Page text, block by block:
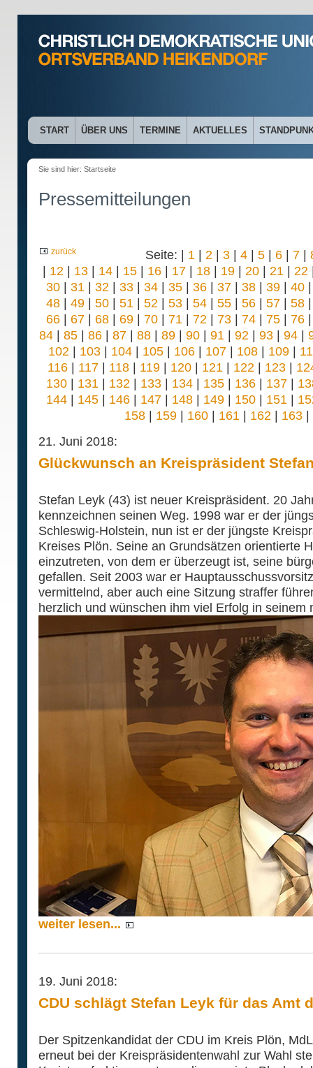
START ÜBER UNS TERMINE AKTUELLES
Sie sind hier: Startseite
Pressemitteilungen
zurück Seite: | 1 | 2 | 3 | 4 | 5 | 6 | 7 |
| 12 | 13| 14| 15| 16| 17| 18| 19| 20| 21 | 22
30| 31 | 32 | 33| 34| 35| 36| 37| 38| 39| 40
48| 49| 50| 51 | 52 | 53| 54| 55| 56| 57| 58
66| 67| 68| 69| 70| 71 | 72 | 73| 74| 75| 76
84| 85| 86| 87| 88| 89| 90| 91 | 92 | 93| 94|
102 | 103 | 104 | 105 | 106 | 107 | 108 | 109 |
116| 117| 118| 119| 120| 121 | 122 | 123|
130| 131 | 132 | 133| 134| 135| 136| 137|
144| 145| 146| 147| 148| 149| 150| 151 |
158 | 159 | 160 | 161 | 162 | 163 |
21. Juni 2018:
Glückwunsch an Kreispräsident
Stefan Leyk (43) ist neuer Kreispräsident. 20
kennzeichnen seinen Weg. 1998 war er der
Schleswig-Holstein, nun ist er der jüngste
Kreises Plön. Seine an Grundsätzen orientierte
einzutreten, von dem er überzeugt ist, seine
gefallen. Seit 2003 war er
vermittelnd, aber auch eine Sitzung straffer
herzlich und wünschen ihm viel Erfolg in seinem
weiter lesen...
19. Juni 2018:
CDU schlägt Stefan Leyk für das Amt
Der Spitzenkandidat der CDU im Kreis Plön,
erneut bei der Kreispräsidentenwahl zur Wahl